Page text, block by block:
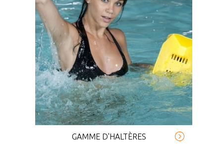
GAMME D'HALTÈRES